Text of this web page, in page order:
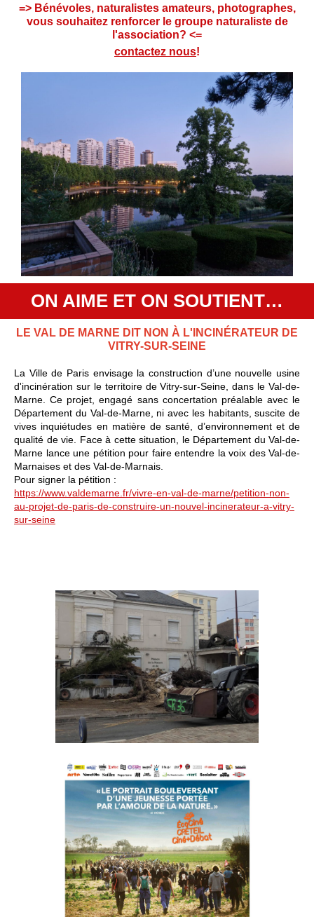
=> Bénévoles, naturalistes amateurs, photographes,
vous souhaitez renforcer le groupe naturaliste de
l'association? <=
contactez nous!
ON AIME ET ON SOUTIENT…
LE VAL DE MARNE DIT NON À L'INCINÉRATEUR DE
VITRY-SUR-SEINE
La Ville de Paris envisage la construction d’une nouvelle usine
d'incinération sur le territoire de Vitry-sur-Seine, dans le Val-de-
Marne. Ce projet, engagé sans concertation préalable avec le
Département du Val-de-Marne, ni avec les habitants, suscite de
vives inquiétudes en matière de santé, d’environnement et de
qualité de vie. Face à cette situation, le Département du Val-de-
Marne lance une pétition pour faire entendre la voix des Val-de-
Marnaises et des Val-de-Marnais.
Pour signer la pétition :
https://www.valdemarne.fr/vivre-en-val-de-marne/petition-non-
au-projet-de-paris-de-construire-un-nouvel-incinerateur-a-vitry-
sur-seine